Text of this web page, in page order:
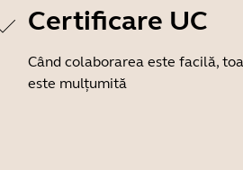
Certificare UC
Când colaborarea este facilă,
este mulțumită